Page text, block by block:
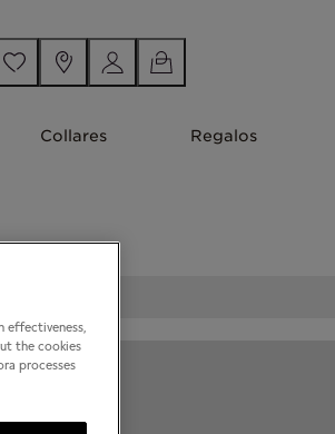
Collares Regalos
effectiveness,
the cookies
processes